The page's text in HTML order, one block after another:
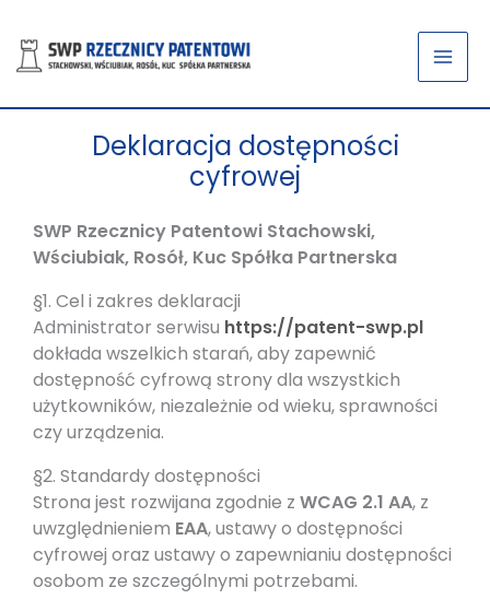
treści
Deklaracja dostępności
cyfrowej
SWP Rzecznicy Patentowi Stachowski,
Wściubiak, Rosół, Kuc Spółka Partnerska
§1. Cel i zakres deklaracji
Administrator serwisu https://patent-swp.pl
dokłada wszelkich starań, aby zapewnić
dostępność cyfrową strony dla wszystkich
użytkowników, niezależnie od wieku, sprawności
czy urządzenia.
§2. Standardy dostępności
Strona jest rozwijana zgodnie z WCAG 2.1 AA, z
uwzględnieniem EAA, ustawy o dostępności
cyfrowej oraz ustawy o zapewnianiu dostępności
osobom ze szczególnymi potrzebami.